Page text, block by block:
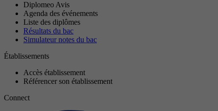
Diplomeo Avis
Agenda des événements
Liste des diplômes
Résultats du bac
Simulateur notes du bac
Établissements
Accès établissement
Référencer son établissement
Connect